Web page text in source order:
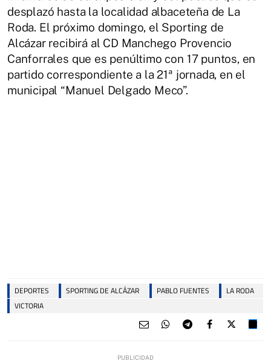
desplazó hasta la localidad albaceteña de La
Roda. El próximo domingo, el Sporting de
Alcázar recibirá al CD Manchego Provencio
Canforrales que es penúltimo con 17 puntos, en
partido correspondiente a la 21ª jornada, en el
municipal “Manuel Delgado Meco”.
DEPORTES SPORTING DE ALCÁZAR PABLO FUENTES
LA RODA
VICTORIA